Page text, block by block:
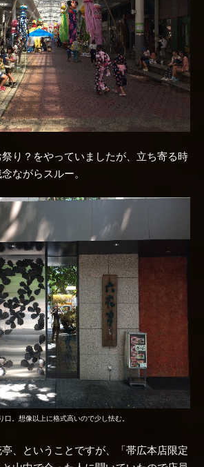
り？をやっていましたが、立ち寄る時
ながらスルー。
口。想像以上に格式高いので少し怯む。
、ということですが、「帯広本店限定